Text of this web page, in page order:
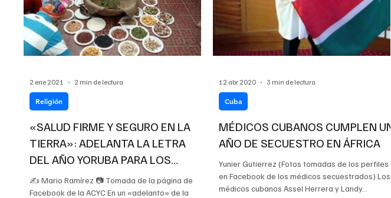
«SALUD FIRME Y SEGURO EN LA
TIERRA»: ADELANTA LA LETRA
DEL AÑO YORUBA PARA LOS
CUBANOS
✍️ Mario Ramírez 📷 Tomada de la página de
Facebook de la ACYC En un «adelanto» de la
Religión
2 ene 2021 2 min de lectura
MÉDICOS CUBANOS CUMPLEN UN
AÑO DE SECUESTRO EN ÁFRICA
Yunier Gutierrez (Fotos tomadas de los perfiles
en Facebook de los médicos secuestrados) Los
médicos cubanos Assel Herrera y Landy...
Cuba
12 abr 2020 3 min de lectura